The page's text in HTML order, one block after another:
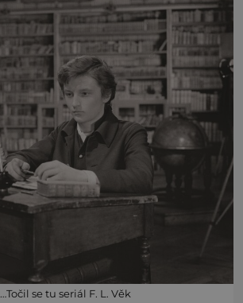
…Točil se tu seriál F. L. Věk